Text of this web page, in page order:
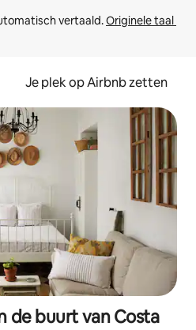
vertaald. Originele taal
Je plek op Airbnb zetten
de buurt van Costa